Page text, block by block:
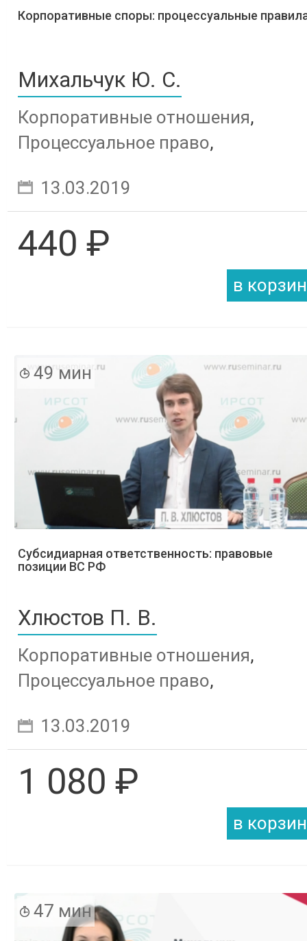
Корпоративные споры: процессуальные
Михальчук Ю. С.
Корпоративные отношения,
Процессуальное право,
13.03.2019
440 ₽
49 мин
Субсидиарная ответственность: правовые
позиции ВС РФ
Хлюстов П. В.
Корпоративные отношения,
Процессуальное право,
Банкротство,
ответственность
13.03.2019
1 080 ₽
47 мин